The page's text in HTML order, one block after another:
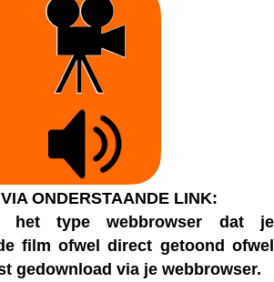
ONDERSTAANDE LINK:
het type webbrowser dat je
film ofwel direct getoond ofwel
gedownload via je webbrowser.